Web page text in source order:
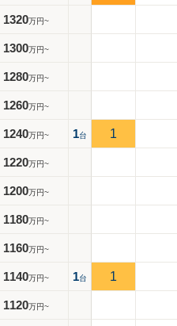
1320万円~
1300万円~
1280万円~
1260万円~
1240万円~ 1台 1
1220万円~
1200万円~
1180万円~
1160万円~
1140万円~ 1台 1
1120万円~